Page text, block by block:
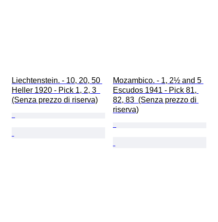
Liechtenstein. - 10, 20, 50
Heller 1920 - Pick 1, 2, 3
(Senza prezzo di riserva)
Mozambico. - 1, 2½ and 5
Escudos 1941 - Pick 81,
82, 83  (Senza prezzo di
riserva)